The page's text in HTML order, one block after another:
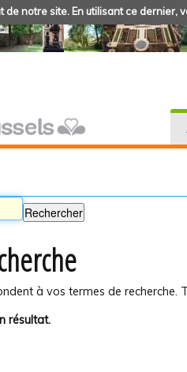
notre site. En utilisant ce dernier,
à vos termes de recherche.
résultat.